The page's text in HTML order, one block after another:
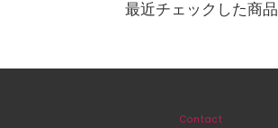
最近チェックした商品
Contact